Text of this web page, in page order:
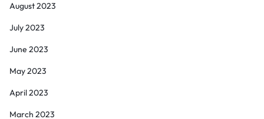
August 2023
July 2023
June 2023
May 2023
April 2023
March 2023